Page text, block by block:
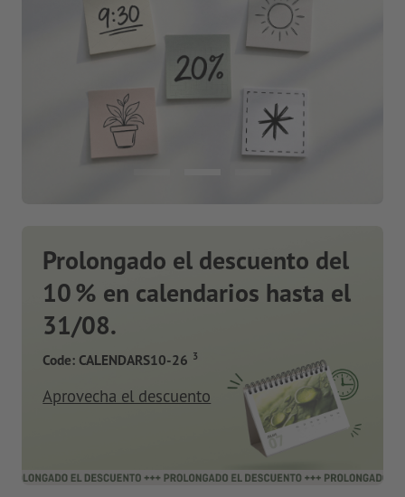
Prolongado el descuento del
10 % en calendarios hasta el
31/08.
Code: CALENDARS10-26 3
Aprovecha el descuento